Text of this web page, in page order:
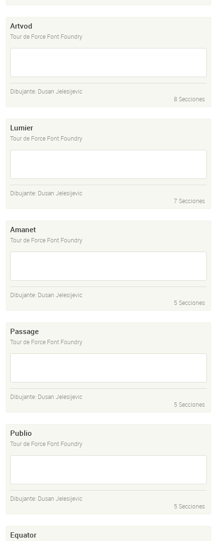
Artvod
Tour de Force Font Foundry
Dibujante: Dusan Jelesijevic
8 Secciones
Lumier
Tour de Force Font Foundry
Dibujante: Dusan Jelesijevic
7 Secciones
Amanet
Tour de Force Font Foundry
Dibujante: Dusan Jelesijevic
5 Secciones
Passage
Tour de Force Font Foundry
Dibujante: Dusan Jelesijevic
5 Secciones
Publio
Tour de Force Font Foundry
Dibujante: Dusan Jelesijevic
5 Secciones
Equator